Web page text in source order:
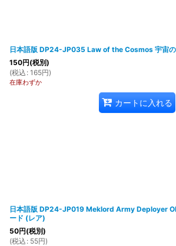
日本語版 DP24-JP035 Law of the Cosmos 宇宙
150円(税別)
(税込 : 165円)
在庫わずか
カートに入れる
日本語版 DP24-JP019 Meklord Army Deployer
ード (レア)
50円(税別)
(税込 : 55円)